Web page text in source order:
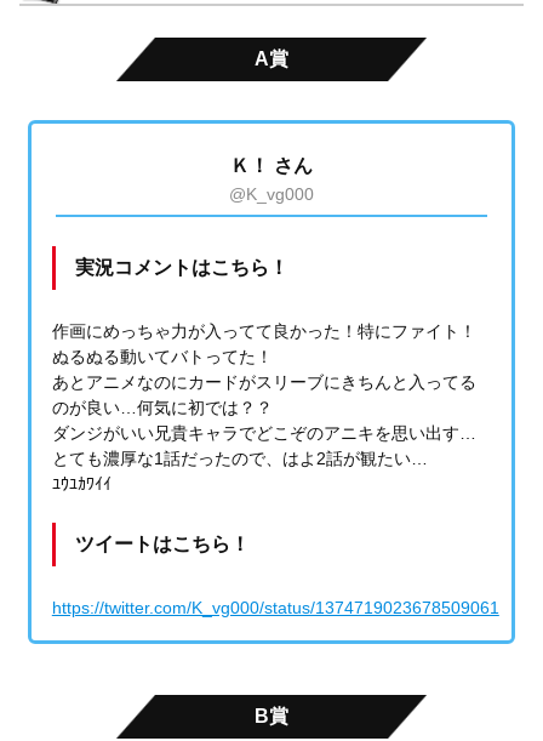
A賞
Ｋ！ さん
@K_vg000
実況コメントはこちら！
作画にめっちゃ力が入ってて良かった！特にファイト！
ぬるぬる動いてバトってた！
あとアニメなのにカードがスリーブにきちんと入ってる
のが良い…何気に初では？？
ダンジがいい兄貴キャラでどこぞのアニキを思い出す…
とても濃厚な1話だったので、はよ2話が観たい…
ﾕｳﾕｶﾜｲｲ
ツイートはこちら！
https://twitter.com/K_vg000/status/1374719023678509061
B賞